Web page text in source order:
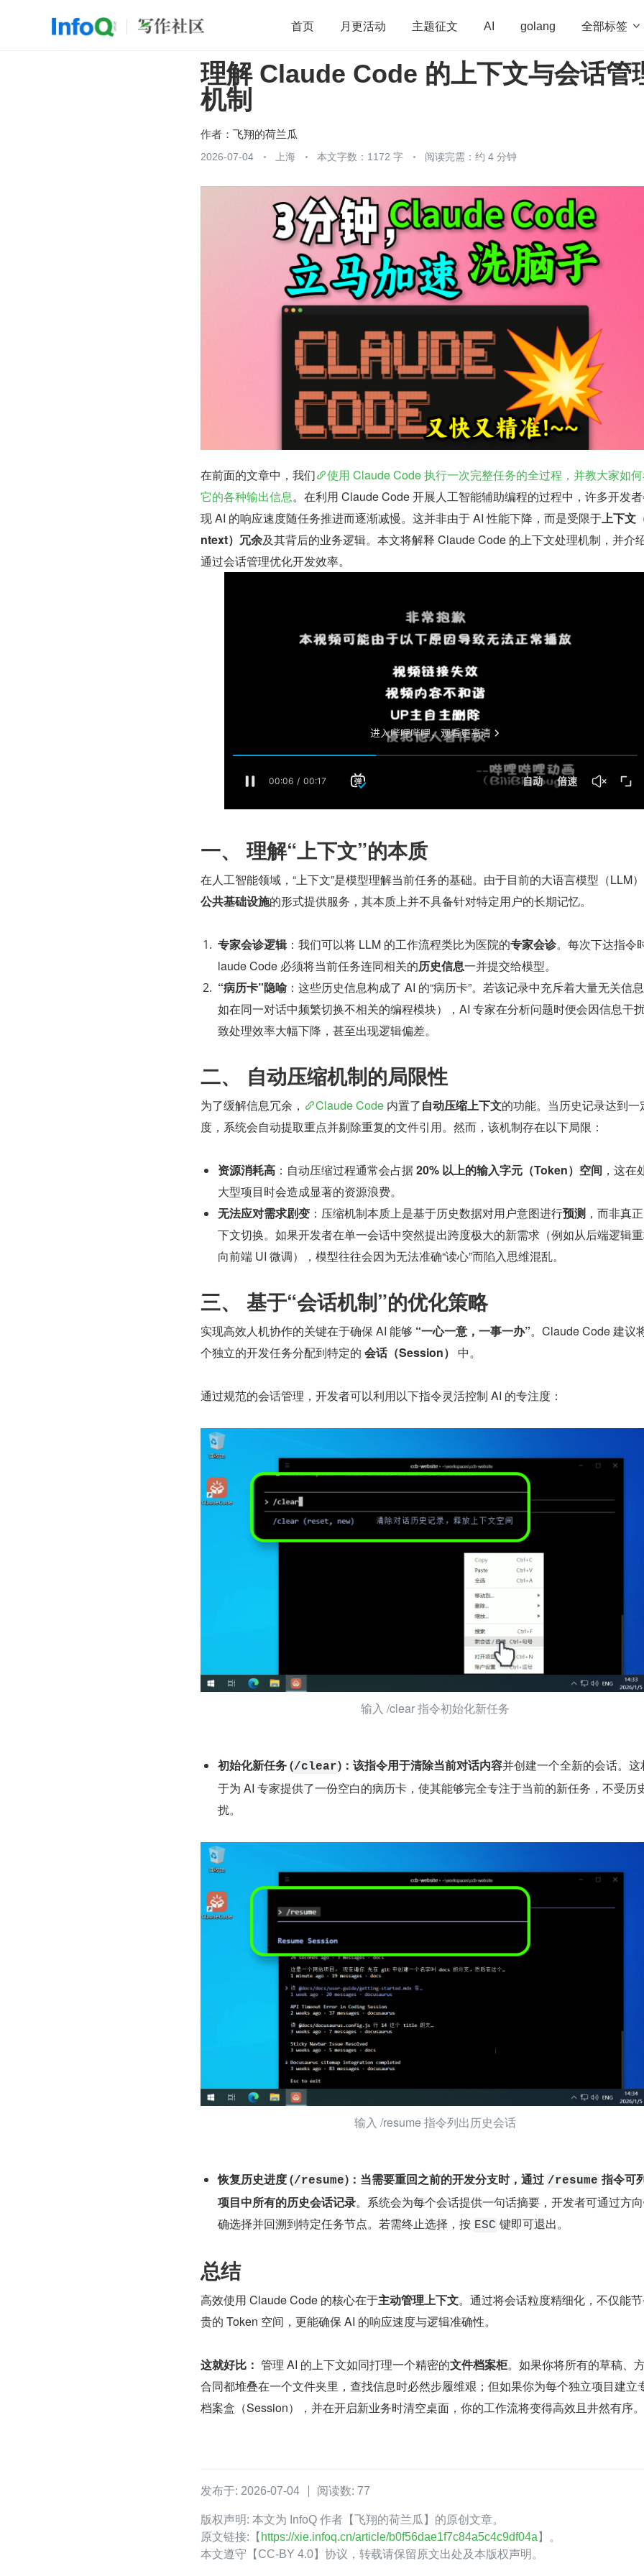
首页 月更活动 主题征文 AI golang 全部标签 
开源 架构 OpenHarmony 算法 学习方法 Web3.0 高
团队管理
理解 Claude Code 的上下文与会话管
机制
作者： 飞翔的荷兰瓜
2026-07-04 上海 本文字数：1172 字 阅读完需：约 4 分钟
在前面的文章中，我们
使用 Claude Code 执行一次完整任务的全过程，并教大家如
它的各种输出信息。在利用 Claude Code 开展人工智能辅助编程的过程中，许多开发
现 AI 的响应速度随任务推进而逐渐减慢。这并非由于 AI 性能下降，而是受限于上下文
ntext）冗余及其背后的业务逻辑。本文将解释 Claude Code 的上下文处理机制，并介
通过会话管理优化开发效率。
一、 理解“上下文”的本质
在人工智能领域，“上下文”是模型理解当前任务的基础。由于目前的大语言模型（LLM
公共基础设施的形式提供服务，其本质上并不具备针对特定用户的长期记忆。
专家会诊逻辑：我们可以将 LLM 的工作流程类比为医院的专家会诊。每次下达指令
laude Code 必须将当前任务连同相关的历史信息一并提交给模型。
“病历卡”隐喻：这些历史信息构成了 AI 的“病历卡”。若该记录中充斥着大量无关信
如在同一对话中频繁切换不相关的编程模块），AI 专家在分析问题时便会因信息干
致处理效率大幅下降，甚至出现逻辑偏差。
二、 自动压缩机制的局限性
为了缓解信息冗余， Claude Code 内置了自动压缩上下文的功能。当历史记录达到一
度，系统会自动提取重点并剔除重复的文件引用。然而，该机制存在以下局限：
资源消耗高 ：自动压缩过程通常会占据 20% 以上的输入字元（Token）空间 ，这在
大型项目时会造成显著的资源浪费。
无法应对需求剧变 ：压缩机制本质上是基于历史数据对用户意图进行预测 ，而非真
下文切换。如果开发者在单一会话中突然提出跨度极大的新需求（例如从后端逻辑
向前端 UI 微调），模型往往会因为无法准确“读心”而陷入思维混乱。
三、 基于“会话机制”的优化策略
实现高效人机协作的关键在于确保 AI 能够 “一心一意，一事一办”。Claude Code 建议
个独立的开发任务分配到特定的 会话（Session） 中。
通过规范的会话管理，开发者可以利用以下指令灵活控制 AI 的专注度：
输入 /clear 指令初始化新任务
初始化新任务 (/clear)：该指令用于清除当前对话内容并创建一个全新的会话。这
于为 AI 专家提供了一份空白的病历卡，使其能够完全专注于当前的新任务，不受历
扰。
输入 /resume 指令列出历史会话
恢复历史进度 (/resume)：当需要重回之前的开发分支时，通过 /resume 指令可
项目中所有的历史会话记录。系统会为每个会话提供一句话摘要，开发者可通过方
确选择并回溯到特定任务节点。若需终止选择，按 ESC 键即可退出。
总结
高效使用 Claude Code 的核心在于主动管理上下文。通过将会话粒度精细化，不仅能
贵的 Token 空间，更能确保 AI 的响应速度与逻辑准确性。
这就好比： 管理 AI 的上下文如同打理一个精密的文件档案柜。如果你将所有的草稿、
合同都堆叠在一个文件夹里，查找信息时必然步履维艰；但如果你为每个独立项目建立
档案盒（Session），并在开启新业务时清空桌面，你的工作流将变得高效且井然有序。
发布于: 2026-07-04 阅读数: 77
版权声明: 本文为 InfoQ 作者【飞翔的荷兰瓜】的原创文章。
原文链接:【 https://xie.infoq.cn/article/b0f56dae1f7c84a5c4c9df04a 】。
本文遵守【CC-BY 4.0】协议，转载请保留原文出处及本版权声明。